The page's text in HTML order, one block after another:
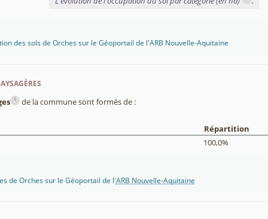
des sols de Orches sur le Géoportail de l'ARB Nouvelle-Aquitaine
i de la commune sont formés de :
Répartition
100,0%
de Orches sur le Géoportail de l'ARB Nouvelle-Aquitaine